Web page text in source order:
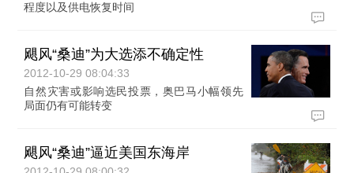
程度以及供电恢复时间
飓风“桑迪”为大选添不确定性
2012-10-29 08:04:33
自然灾害或影响选民投票，奥巴马小幅领先
局面仍有可能转变
飓风“桑迪”逼近美国东海岸